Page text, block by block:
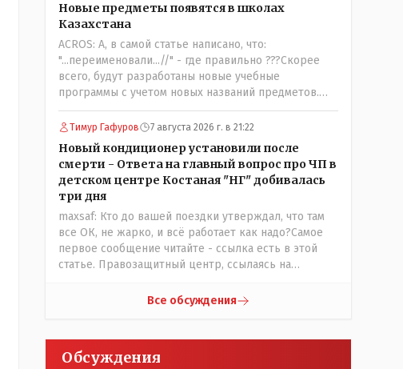
трагедии, то есть 29 июля, когда спешно
установили и воду, и новые кондиционеры, и
впервые поставили температурный режим на
контроль. То есть первая часть - информация до
трагедии, вторая часть - информация после
трагедии, когда все уже было исправлено.
Новые предметы появятся в школах
Казахстана
ACROS: А, в самой статье написано, что:
"...переименовали...//" - где правильно ???Скорее
всего, будут разработаны новые учебные
программы с учетом новых названий предметов.
Так что предметы - новые. Хоть и
переименованные)
Тимур Гафуров 7 августа 2026 г. в 21:22
Новый кондиционер установили после
смерти - Ответа на главный вопрос про ЧП в
детском центре Костаная "НГ" добивалась
три дня
maxsaf: Кто до вашей поездки утверждал, что там
все ОК, не жарко, и всё работает как надо?Самое
первое сообщение читайте - ссылка есть в этой
статье. Правозащитный центр, ссылаясь на
чате, которые прислали ему в виде
времени их установили только в помещениях,
Все обсуждения
Обсуждения